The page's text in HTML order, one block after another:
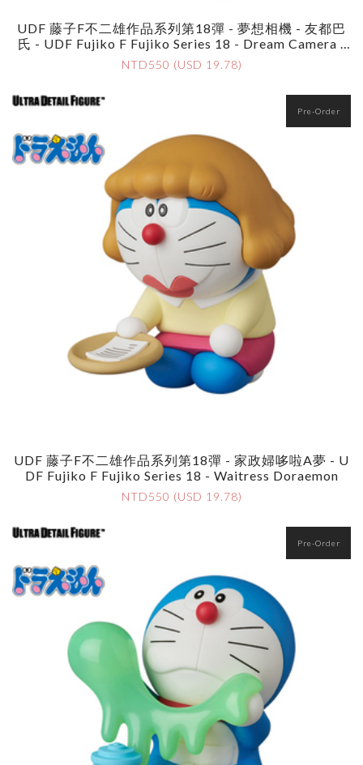
UDF 藤子F不二雄作品系列第18彈 - 夢想相機 - 友都巴
氏 - UDF Fujiko F Fujiko Series 18 - Dream Camera -
Yodobashi
NTD550 (USD 19.78)
Pre-Order
UDF 藤子F不二雄作品系列第18彈 - 家政婦哆啦A夢 - U
DF Fujiko F Fujiko Series 18 - Waitress Doraemon
NTD550 (USD 19.78)
Pre-Order